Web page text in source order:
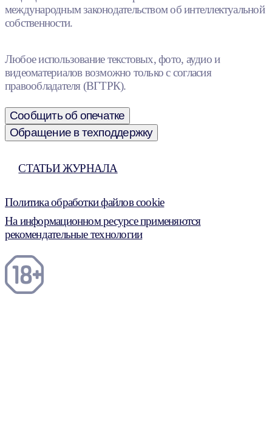
международным законодательством об интеллектуальной
собственности.
Любое использование текстовых, фото, аудио и
видеоматериалов возможно только с согласия
правообладателя (ВГТРК).
Сообщить об опечатке
Обращение в техподдержку
СТАТЬИ ЖУРНАЛА
Политика обработки файлов cookie
На информационном ресурсе применяются
рекомендательные технологии